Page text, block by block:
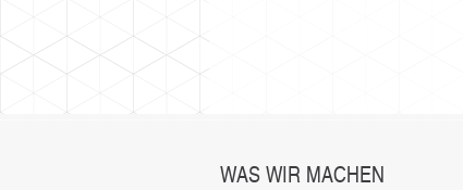
WAS WIR MACHEN